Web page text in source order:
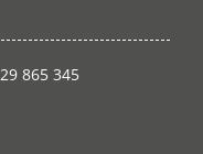
865 345